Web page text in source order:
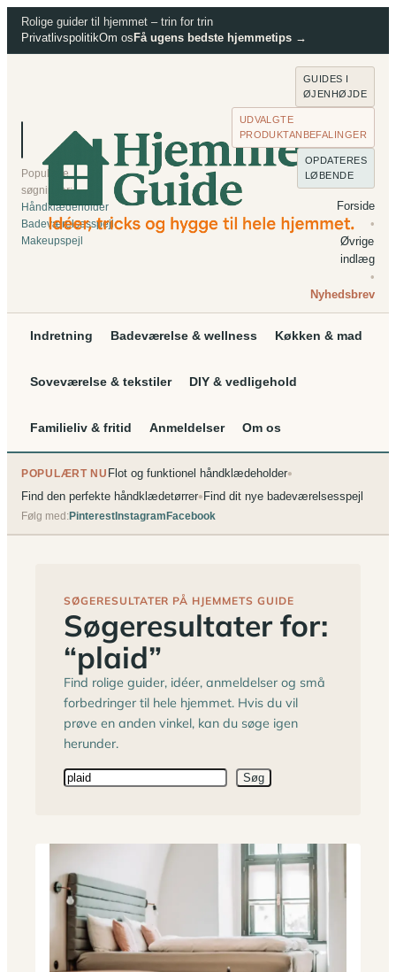
Spring
Rolige guider til hjemmet – trin for trin
PrivatlivspolitikOm os Få ugens bedste hjemmetips →
Søg
Populære
søgninger:
Håndklædeholder
Badeværelsesspejl
Makeupspejl
GUIDES I
ØJENHØJDE
UDVALGTE
PRODUKTANBEFALINGER
OPDATERES
LØBENDE
Forside
•
Øvrige
indlæg
•
Nyhedsbrev
Indretning Badeværelse & wellness Køkken & mad
Soveværelse & tekstiler DIY & vedligehold
Familieliv & fritid Anmeldelser Om os
POPULÆRT NU Flot og funktionel håndklædeholder•
Find den perfekte håndklædetørrer• Find dit nye badeværelsesspejl
Følg med: Pinterest Instagram Facebook
SØGERESULTATER PÅ HJEMMETS GUIDE
Søgeresultater for:
“plaid”
Find rolige guider, idéer, anmeldelser og små
forbedringer til hele hjemmet. Hvis du vil
prøve en anden vinkel, kan du søge igen
herunder.
Søg Søg